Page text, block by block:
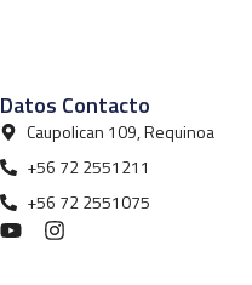
Datos Contacto
Caupolican 109, Requinoa
+56 72 2551211
+56 72 2551075